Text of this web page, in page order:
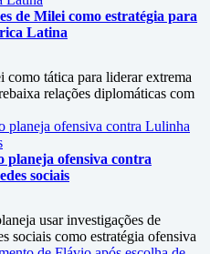
de Milei como estratégia para
Latina
tática para liderar extrema
relações diplomáticas com
planeja ofensiva contra
sociais
usar investigações de
sociais como estratégia ofensiva